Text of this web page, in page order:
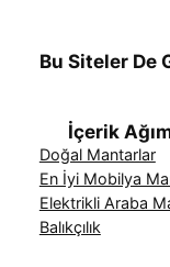
Bu Siteler De
İçerik
Doğal Mantarlar
En İyi Mobilya
Elektrikli Araba
Balıkçılık